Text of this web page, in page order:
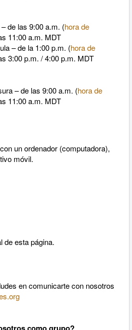
de las 9:00 a.m. (hora de
11:00 a.m. MDT
– de la 1:00 p.m. (hora de
3:00 p.m. / 4:00 p.m. MDT
– de las 9:00 a.m. (hora de
11:00 a.m. MDT
un ordenador (computadora),
móvil.
de esta página.
en comunicarte con nosotros